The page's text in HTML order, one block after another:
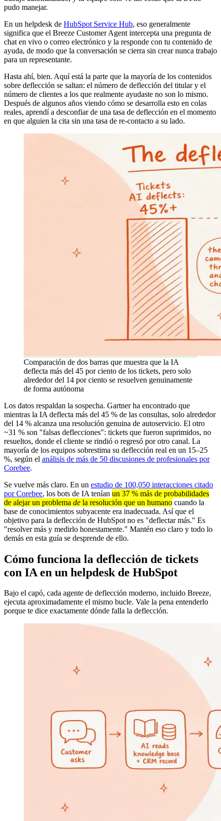
pudo manejar.
En un helpdesk de HubSpot Service Hub, eso generalmente
significa que el Breeze Customer Agent intercepta una pregunta de
chat en vivo o correo electrónico y la responde con tu contenido de
ayuda, de modo que la conversación se cierra sin crear nunca trabajo
para un representante.
Hasta ahí, bien. Aquí está la parte que la mayoría de los contenidos
sobre deflección se saltan: el número de deflección del titular y el
número de clientes a los que realmente ayudaste no son lo mismo.
Después de algunos años viendo cómo se desarrolla esto en colas
reales, aprendí a desconfiar de una tasa de deflección en el momento
en que alguien la cita sin una tasa de re-contacto a su lado.
Comparación de dos barras que muestra que la IA
deflecta más del 45 por ciento de los tickets, pero solo
alrededor del 14 por ciento se resuelven genuinamente
de forma autónoma
Los datos respaldan la sospecha. Gartner ha encontrado que
mientras la IA deflecta más del 45 % de las consultas, solo alrededor
del 14 % alcanza una resolución genuina de autoservicio. El otro
~31 % son "falsas deflecciones": tickets que fueron suprimidos, no
resueltos, donde el cliente se rindió o regresó por otro canal. La
mayoría de los equipos sobrestima su deflección real en un 15–25
%, según el análisis de más de 50 discusiones de profesionales por
Corebee.
Se vuelve más claro. En un estudio de 100,050 interacciones citado
por Corebee, los bots de IA tenían un 37 % más de probabilidades
de alejar un problema de la resolución que un humano cuando la
base de conocimientos subyacente era inadecuada. Así que el
objetivo para la deflección de HubSpot no es "deflectar más." Es
"resolver más y medirlo honestamente." Mantén eso claro y todo lo
demás en esta guía se desprende de ello.
Cómo funciona la deflección de tickets
con IA en un helpdesk de HubSpot
Bajo el capó, cada agente de deflección moderno, incluido Breeze,
ejecuta aproximadamente el mismo bucle. Vale la pena entenderlo
porque te dice exactamente dónde falla la deflección.